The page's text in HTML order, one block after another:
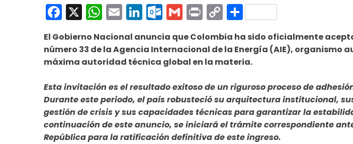
Facebook
X WhatsApp
EmailLinkedIn
Outlook.com
Gmail
PrintCopy
Link
Compartir
El Gobierno Nacional anuncia que Colombia ha sido oficialmente
número 33 de la Agencia Internacional de la Energía (AIE), organismo
máxima autoridad técnica global en la materia.
Esta invitación es el resultado exitoso de un riguroso proceso de
Durante este periodo, el país robusteció su arquitectura institucional,
gestión de crisis y sus capacidades técnicas para garantizar la
continuación de este anuncio, se iniciará el trámite correspondiente
República para la ratificación definitiva de este ingreso.